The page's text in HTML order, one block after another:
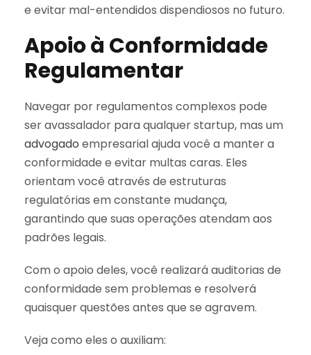
e evitar mal-entendidos dispendiosos no futuro.
Apoio à Conformidade
Regulamentar
Navegar por regulamentos complexos pode
ser avassalador para qualquer startup, mas um
advogado empresarial ajuda você a manter a
conformidade e evitar multas caras. Eles
orientam você através de estruturas
regulatórias em constante mudança,
garantindo que suas operações atendam aos
padrões legais.
Com o apoio deles, você realizará auditorias de
conformidade sem problemas e resolverá
quaisquer questões antes que se agravem.
Veja como eles o auxiliam: